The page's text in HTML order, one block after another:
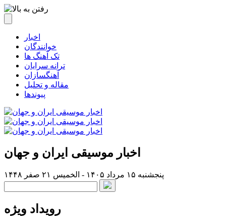
اخبار
خوانندگان
تک آهنگ ها
ترانه سرایان
آهنگسازان
مقاله و تحلیل
پیوندها
اخبار موسیقی ایران و جهان
پنجشنبه ۱۵ مرداد ۱۴۰۵ - الخميس ۲۱ صفر ۱۴۴۸
رویداد ویژه